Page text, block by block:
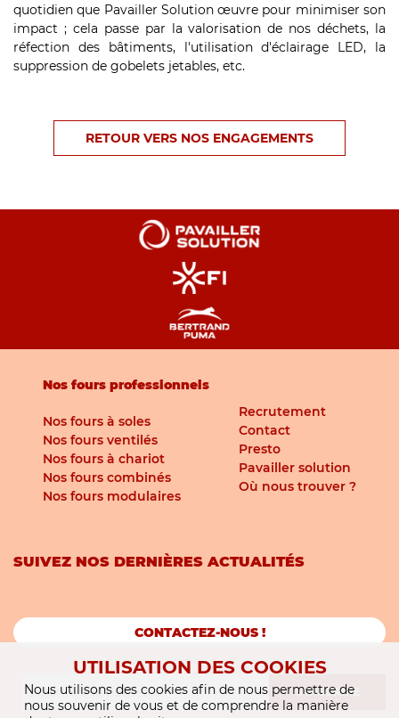
UTILISATION DES COOKIES
Nous utilisons des cookies afin de nous permettre de
nous souvenir de vous et de comprendre la manière
quotidien que Pavailler Solution œuvre pour minimiser son
impact ; cela passe par la valorisation de nos déchets, la
réfection des bâtiments, l'utilisation d'éclairage LED, la
suppression de gobelets jetables, etc.
RETOUR VERS NOS ENGAGEMENTS
Nos fours professionnels
Nos fours à soles
Nos fours ventilés
Nos fours à chariot
Nos fours combinés
Nos fours modulaires
Recrutement
Contact
Presto
Pavailler solution
Où nous trouver ?
SUIVEZ NOS DERNIÈRES ACTUALITÉS
CONTACTEZ-NOUS !
S'INSCRIRE